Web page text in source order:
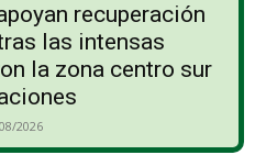
recuperación
las intensas
la zona centro sur
2026